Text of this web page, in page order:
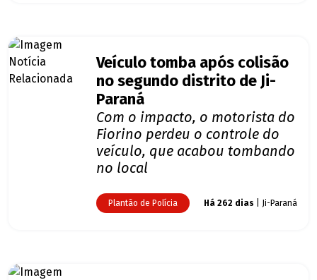
Veículo tomba após colisão
no segundo distrito de Ji-
Paraná
Com o impacto, o motorista do
Fiorino perdeu o controle do
veículo, que acabou tombando
no local
Plantão de Polícia Há 262 dias | Ji-Paraná